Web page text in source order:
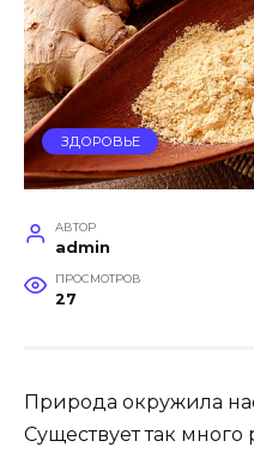
ЗДОРОВЬЕ
АВТОР
admin
ПРОСМОТРОВ
27
Природа окружила
Существует так много